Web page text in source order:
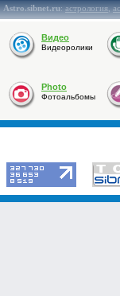
Astro.sibnet.ru:астрология,
Видео
Видеоролики
Photo
Фотоальбомы